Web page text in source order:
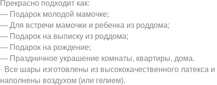
Прекрасно подходит как:
— Подарок молодой мамочке;
— Для встречи мамочки и ребенка из роддома;
— Подарок на выписку из роддома;
— Подарок на рождение;
— Праздничное украшение комнаты, квартиры, дома.
· Все шары изготовлены из высококачественного латекса и
наполнены воздухом (или гелием).